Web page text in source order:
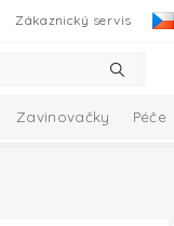
Zákaznický servis
Zavinovačky Péče